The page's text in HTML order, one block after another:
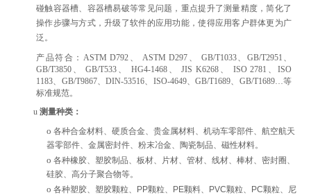
碰触容器槽、容器槽易破等常见问题，重点提升了测量精度，简化了
操作步骤与方式，升级了软件的应用功能，使得应用客户群体更为广
泛。
产品符合： ASTM D792、 ASTM D297、 GB/T1033、GB/T2951、
GB/T3850、 GB/T533、 HG4-1468、 JIS K6268、 ISO 2781、ISO
1183
GB/T9867、DIN-53516、ISO-4649、GB/T1689、 GB/T1689… 等
标准规范。
u 测量种类 ：
o 各种合金材料、硬质合金、贵金属材料、机动车零部件、航空航天
器零部件、金属密封件、粉末冶金、陶瓷制品、磁性材料。
o 各种橡胶、塑胶制品、 板材 片材、管材、线材、 棒材、密封圈、
硅胶、高分子聚合物等。
o 各种塑胶、塑胶颗粒、 PP颗粒、 PE颗料、 PVC颗粒、 PC颗粒、
尼